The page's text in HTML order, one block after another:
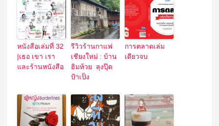
หนังสือเล่มที่ 32
|เธอ เขา เรา
และร้านหนังสือ
รีวิวร้านกาแฟ
เชียงใหม่ : บ้าน
ฮิมห้วย ลุงปุ๊ด
ป้าเป็ง
การตลาดเล่ม
เดียวจบ